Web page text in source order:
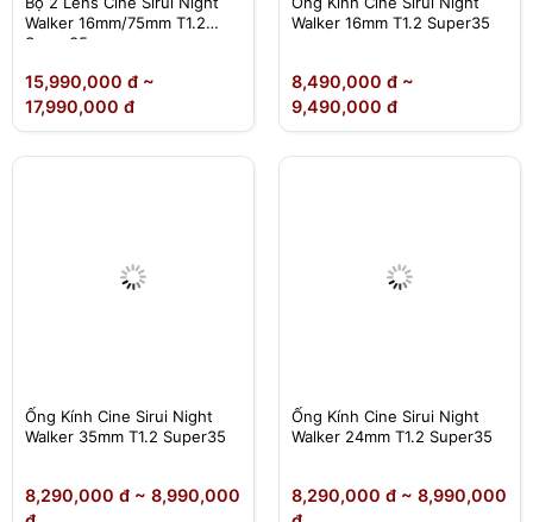
Walker 16mm/75mm T1.2
Super35
15,990,000 đ ~
17,990,000 đ
Walker 16mm T1.2 Super35
8,490,000 đ ~
9,490,000 đ
Ống Kính Cine Sirui Night
Walker 35mm T1.2 Super35
8,290,000 đ ~ 8,990,000
Ống Kính Cine Sirui Night
Walker 24mm T1.2 Super35
8,290,000 đ ~ 8,990,000